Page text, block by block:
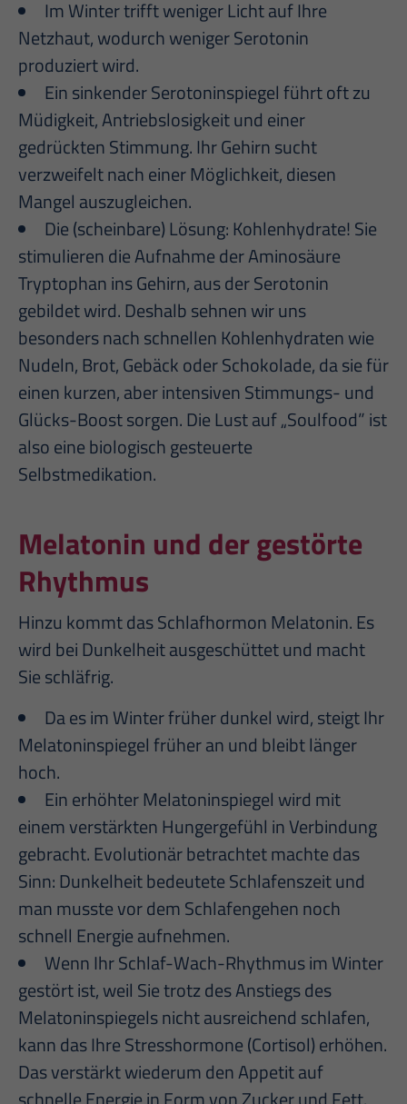
Im Winter trifft weniger Licht auf Ihre
Netzhaut, wodurch weniger Serotonin
produziert wird.
Ein sinkender Serotoninspiegel führt oft zu
Müdigkeit, Antriebslosigkeit und einer
gedrückten Stimmung. Ihr Gehirn sucht
verzweifelt nach einer Möglichkeit, diesen
Mangel auszugleichen.
Die (scheinbare) Lösung: Kohlenhydrate! Sie
stimulieren die Aufnahme der Aminosäure
Tryptophan ins Gehirn, aus der Serotonin
gebildet wird. Deshalb sehnen wir uns
besonders nach schnellen Kohlenhydraten wie
Nudeln, Brot, Gebäck oder Schokolade, da sie für
einen kurzen, aber intensiven Stimmungs- und
Glücks-Boost sorgen. Die Lust auf „Soulfood” ist
also eine biologisch gesteuerte
Selbstmedikation.
Melatonin und der gestörte
Rhythmus
Hinzu kommt das Schlafhormon Melatonin. Es
wird bei Dunkelheit ausgeschüttet und macht
Sie schläfrig.
Da es im Winter früher dunkel wird, steigt Ihr
Melatoninspiegel früher an und bleibt länger
hoch.
Ein erhöhter Melatoninspiegel wird mit
einem verstärkten Hungergefühl in Verbindung
gebracht. Evolutionär betrachtet machte das
Sinn: Dunkelheit bedeutete Schlafenszeit und
man musste vor dem Schlafengehen noch
schnell Energie aufnehmen.
Wenn Ihr Schlaf-Wach-Rhythmus im Winter
gestört ist, weil Sie trotz des Anstiegs des
Melatoninspiegels nicht ausreichend schlafen,
kann das Ihre Stresshormone (Cortisol) erhöhen.
Das verstärkt wiederum den Appetit auf